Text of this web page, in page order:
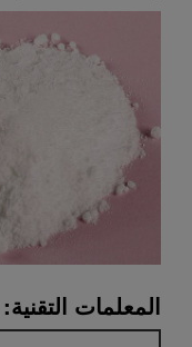
المعلمات التقنية: